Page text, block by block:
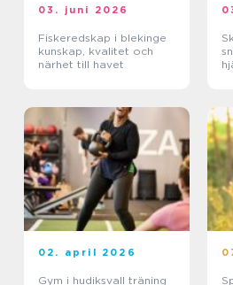
03. juni 2026
Fiskeredskap i blekinge
kunskap, kvalitet och
närhet till havet
02. april 2026
Gym i hudiksvall träning